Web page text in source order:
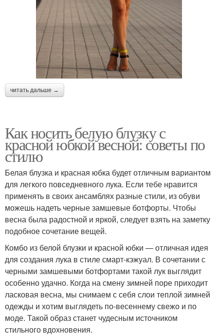
читать дальше →
Как носить белую блузку с
красной юбкой весной: советы по
стилю
Белая блузка и красная юбка будет отличным вариантом
для легкого повседневного лука. Если тебе нравится
применять в своих ансамблях разные стили, из обуви
можешь надеть черные замшевые ботфорты. Чтобы
весна была радостной и яркой, следует взять на заметку
подобное сочетание вещей.
Комбо из белой блузки и красной юбки — отличная идея
для создания лука в стиле смарт-кэжуал. В сочетании с
черными замшевыми ботфортами такой лук выглядит
особенно удачно. Когда на смену зимней поре приходит
ласковая весна, мы снимаем с себя слои теплой зимней
одежды и хотим выглядеть по-весеннему свежо и по
моде. Такой образ станет чудесным источником
стильного вдохновения.